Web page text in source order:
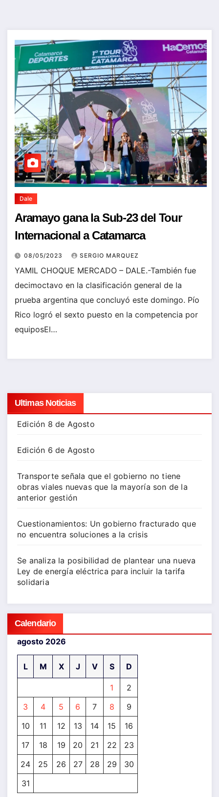
Dale
Aramayo gana la Sub-23 del Tour
Internacional a Catamarca
08/05/2023 SERGIO MARQUEZ
YAMIL CHOQUE MERCADO – DALE.-También fue
decimoctavo en la clasificación general de la
prueba argentina que concluyó este domingo. Pío
Rico logró el sexto puesto en la competencia por
equiposEl…
Ultimas Noticias
Edición 8 de Agosto
Edición 6 de Agosto
Transporte señala que el gobierno no tiene
obras viales nuevas que la mayoría son de la
anterior gestión
Cuestionamientos: Un gobierno fracturado que
no encuentra soluciones a la crisis
Se analiza la posibilidad de plantear una nueva
Ley de energía eléctrica para incluir la tarifa
solidaria
Calendario
agosto 2026
L M X J V S D
1
2
3
4 5 6 7 8
9
10
11 12 13 14 15
16
17
18 19 20 21 22
23
24
25 26 27 28 29
30
31